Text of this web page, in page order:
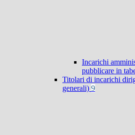
Incarichi
pubblicare in
Titolari di incarichi
generali) 9